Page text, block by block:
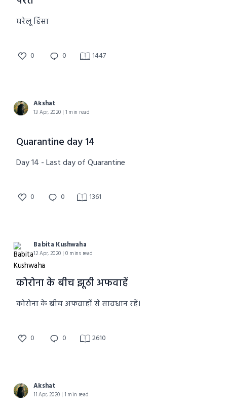
घरेलू हिंसा
0 0 1447
Akshat
13 Apr, 2020 | 1 min read
Quarantine day 14
Day 14 - Last day of Quarantine
0 0 1361
Babita Kushwaha
12 Apr, 2020 | 0 mins read
कोरोना के बीच झूठी अफवाहें
कोरोना के बीच अफवाहों से सावधान रहें।
0 0 2610
Akshat
11 Apr, 2020 | 1 min read